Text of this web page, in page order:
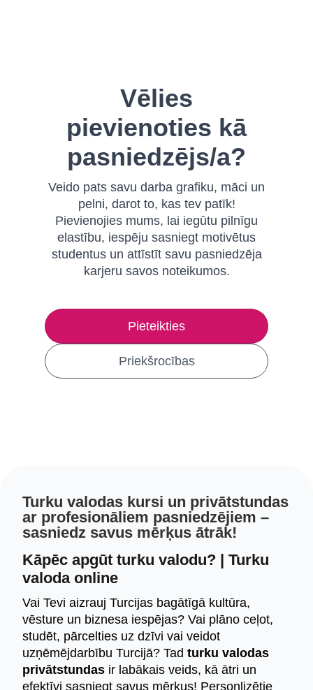
Vēlies
pievienoties kā
pasniedzējs/a?
Veido pats savu darba grafiku, māci un
pelni, darot to, kas tev patīk!
Pievienojies mums, lai iegūtu pilnīgu
elastību, iespēju sasniegt motivētus
studentus un attīstīt savu pasniedzēja
karjeru savos noteikumos.
Pieteikties
Priekšrocības
Turku valodas kursi un privātstundas
ar profesionāliem pasniedzējiem –
sasniedz savus mērķus ātrāk!
Kāpēc apgūt turku valodu? | Turku
valoda online
Vai Tevi aizrauj Turcijas bagātīgā kultūra,
vēsture un biznesa iespējas? Vai plāno ceļot,
studēt, pārcelties uz dzīvi vai veidot
uzņēmējdarbību Turcijā? Tad turku valodas
privātstundas ir labākais veids, kā ātri un
efektīvi sasniegt savus mērķus! Personlizētie